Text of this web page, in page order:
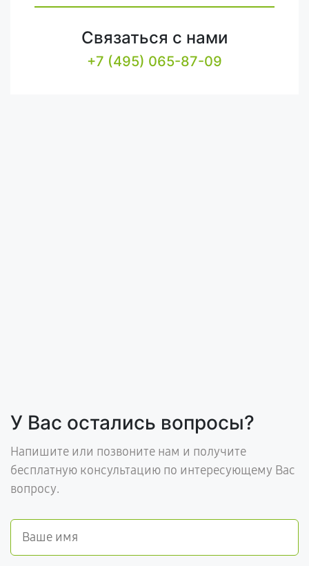
Связаться с нами
+7 (495) 065-87-09
У Вас остались вопросы?
Напишите или позвоните нам и получите
бесплатную консультацию по интересующему Вас
вопросу.